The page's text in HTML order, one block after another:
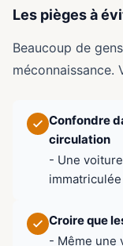
Les pièges à
Beaucoup de
méconnaissance.
Confondre
circulation
- Une
Croire que
- Même une